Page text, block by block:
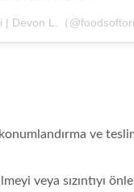
Devon L. （@foodsoftoronto）分享的貼
ve
veya sızıntıyı